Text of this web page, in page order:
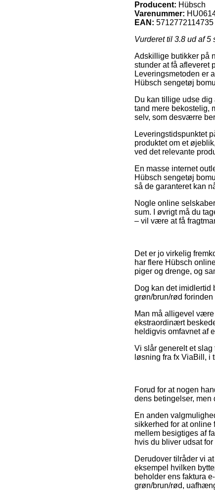
Producent: Hübsch
Varenummer:
EAN: 5712772114735
Vurderet til 3.8 ud af 5
Adskillige butikker på
stunder at få afleveret
Leveringsmetoden er
Hübsch sengetøj
Du kan tillige udse
tand mere bekostelig,
selv, som desværre
Leveringstidspunktet
produktet om et
ved det relevante
En masse internet
Hübsch sengetøj
så de garanteret kan
Nogle online
sum. I øvrigt må du
– vil være at få
Det er jo virkelig
har flere Hübsch
piger og drenge, og
Dog kan det imidlertid
grøn/brun/rød forinden
Man må alligevel være
ekstraordinært
heldigvis omfavnet af
Vi slår generelt et
løsning fra fx ViaBill,
Forud for at nogen
dens betingelser,
En anden
sikkerhed for at online
mellem besigtiges af
hvis du bliver udsat
Derudover tilråder vi
eksempel hvilken
beholder ens faktura
grøn/brun/rød,